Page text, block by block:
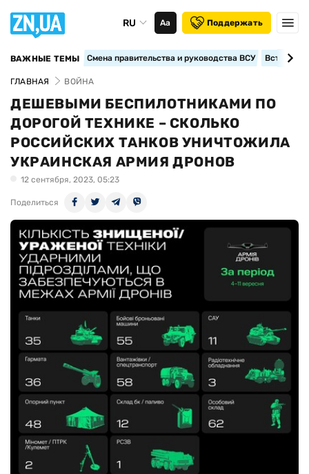
RU Аа Поддержать
ВАЖНЫЕ ТЕМЫ Смена правительства и руководства ВСУ
ГЛАВНАЯ ВОЙНА
ДЕШЕВЫМИ БЕСПИЛОТНИКАМИ ПО
ДОРОГОЙ ТЕХНИКЕ – СКОЛЬКО
РОССИЙСКИХ ТАНКОВ УНИЧТОЖИЛА
УКРАИНСКАЯ АРМИЯ ДРОНОВ
12 сентября, 2023, 05:23
Поделиться